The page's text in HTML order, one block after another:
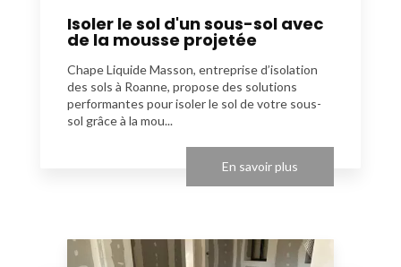
Isoler le sol d'un sous-sol avec
de la mousse projetée
Chape Liquide Masson, entreprise d’isolation
des sols à Roanne, propose des solutions
performantes pour isoler le sol de votre sous-
sol grâce à la mou...
En savoir plus